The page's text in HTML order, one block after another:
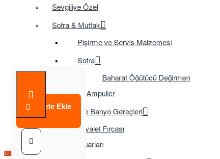
Sevgiliye Özel
Sofra & Mutfak
Pişirme ve Servis Malzemesi
Sofra
Baharat Öğütücü Değirmen
Tasarruflu Ampuller
Temizlik ve Banyo Gereçleri
Tuvalet Fırçası
TV Aksesuarları
Sepete Ekle
Çok Satılan Ürün
Çok Satılan Ürün